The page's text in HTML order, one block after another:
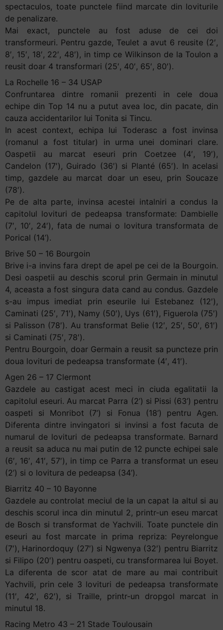
spectaculos, toate punctele fiind marcate din loviturile
de penalizare.
Mai exact, punctele au fost aduse de cei doi
transformeuri. Pentru gazde, Teulet a avut 6 reusite (2′,
8′, 15′, 18′, 22′, 48′), in timp ce Wilkinson de la Toulon a
reusit doar 4 transformari (25′, 40′, 65′, 80′).
La Rochelle 16 – 34 USAP
Confruntarea dintre romanii prezenti in cele doua
echipe din Top 14 nu a putut avea loc, din pacate, din
cauza accidentarilor lui Tonita si Tincu.
In acest context, echipa lui Toderasc a fost invinsa
(romanul a fost titular) in urma unei dominari clare.
Oaspetii au marcat eseuri prin Coetzee (4′, 19′),
Candelon (17′), Guirado (36′) si Planté (65′). In acelasi
timp, gazdele au marcat doar un eseu, prin Soucaze
(78′).
Pe de alta parte, invinsa acestei intalniri a condus la
capitolul lovituri de pedeapsa transformate: Dambielle
(7′, 10′, 24′), fata de numai o lovitura transformata de
Porical (14’).
Brive 50 – 16 Bourgoin
Brive i-a invins fara drept de apel pe cei de la Bourgoin.
Desi oaspetii au deschis scorul prin Germain in minutul
4, aceasta a fost singura data cand au condus. Gazdele
s-au impus imediat prin eseurile lui Estebanez (12′),
Caminati (25′, 71′), Namy (50′), Uys (61′), Figuerola (75′)
si Palisson (78′). Au transformat Belie (12′, 25′, 50′, 61′)
si Caminati (75′, 78′).
Pentru Bourgoin, doar Germain a reusit sa puncteze prin
doua lovituri de pedeapsa transformate (4′, 41′).
Agen 26 – 17 Clermont
Gazdele au castigat acest meci in ciuda egalitatii la
capitolul eseuri. Au marcat Parra (2’) si Pissi (63’) pentru
oaspeti si Monribot (7’) si Fonua (18’) pentru Agen.
Diferenta dintre invingatori si invinsi a fost facuta de
numarul de lovituri de pedeapsa transformate. Barnard
a reusit sa aduca nu mai putin de 12 puncte echipei sale
(6′, 16′, 41′, 57′), in timp ce Parra a transformat un eseu
(2’) si o lovitura de pedeapsa (34’).
Biarritz 40 – 10 Bayonne
Gazdele au controlat meciul de la un capat la altul si au
deschis scorul inca din minutul 2, printr-un eseu marcat
de Bosch si transformat de Yachvili. Toate punctele din
eseuri au fost marcate in prima repriza: Peyrelongue
(7′), Harinordoquy (27′) si Ngwenya (32′) pentru Biarritz
si Filipo (20′) pentru oaspeti, cu transformarea lui Boyet.
La diferenta de scor atat de mare au mai contribuit
Yachvili, prin cele 3 lovituri de pedeapsa transformate
(11′, 42′, 62′), si Traille, printr-un dropgol marcat in
minutul 18.
Racing Metro 43 – 21 Stade Toulousain